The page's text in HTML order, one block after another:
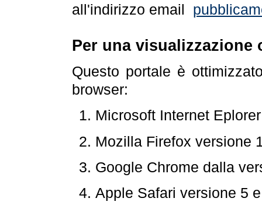
all'indirizzo email
Per una visualizzazione
Questo portale è
browser:
Microsoft Internet
Mozilla Firefox versione
Google Chrome dalla
Apple Safari versione 5